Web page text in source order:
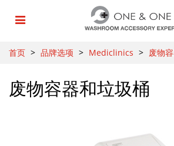
首页 > 品牌选项 > Mediclinics > 废物
废物容器和垃圾桶